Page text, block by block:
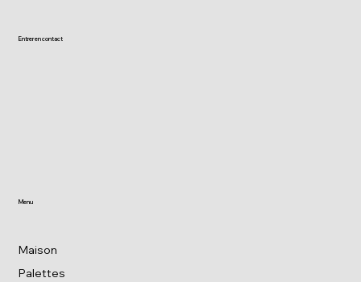
Maison
Palettes
Menu
Entrer en contact